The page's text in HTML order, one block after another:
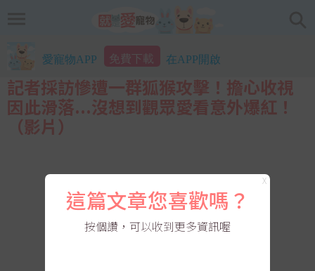
愛寵物APP 免費下載 在APP開啟
記者採訪慘遭一群狐猴攻擊！擔心收視
因此滑落...沒想到觀眾愛看意外爆紅！
（影片）
X
這篇文章您喜歡嗎？
按個讚，可以收到更多資訊喔